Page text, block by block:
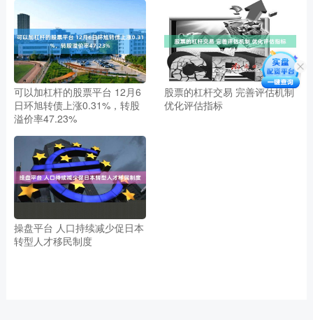
可以加杠杆的股票平台 12月6
日环旭转债上涨0.31%，转股
溢价率47.23%
股票的杠杆交易 完善评估机制
优化评估指标
操盘平台 人口持续减少促日本
转型人才移民制度